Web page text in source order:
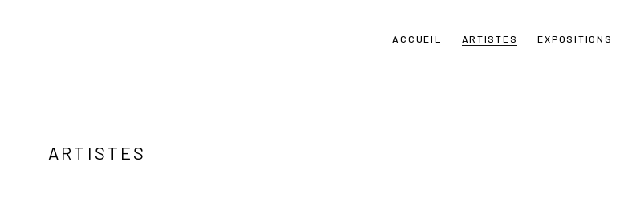
ACCUEIL ARTISTES EXPOSITIONS
ARTISTES